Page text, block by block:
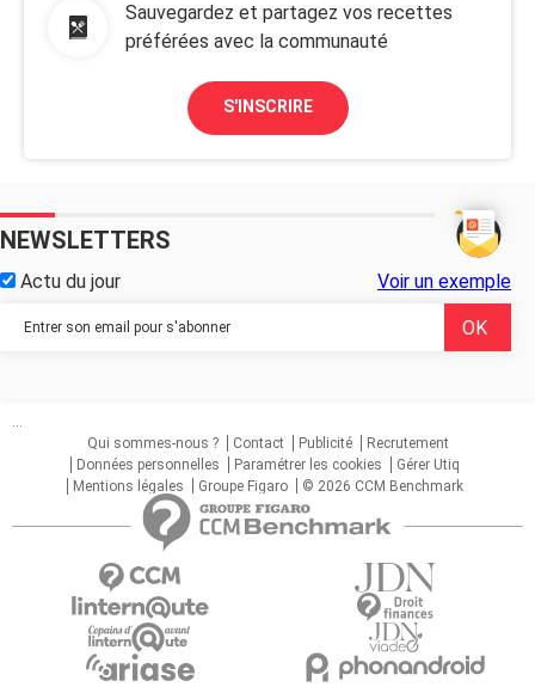
Sauvegardez et partagez vos recettes
préférées avec la communauté
S'INSCRIRE
NEWSLETTERS
Actu du jour Voir un exemple
...
Qui sommes-nous ?
Contact Publicité
Recrutement
Données personnelles
Paramétrer les cookies
Gérer Utiq
Mentions légales
Groupe Figaro © 2026 CCM Benchmark